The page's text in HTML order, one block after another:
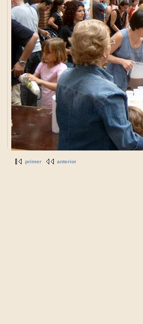
primer anterior